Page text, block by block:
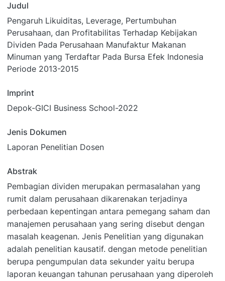
Judul
Pengaruh Likuiditas, Leverage, Pertumbuhan
Perusahaan, dan Profitabilitas Terhadap Kebijakan
Dividen Pada Perusahaan Manufaktur Makanan
Minuman yang Terdaftar Pada Bursa Efek Indonesia
Periode 2013-2015
Imprint
Depok-GICI Business School-2022
Jenis Dokumen
Laporan Penelitian Dosen
Abstrak
Pembagian dividen merupakan permasalahan yang
rumit dalam perusahaan dikarenakan terjadinya
perbedaan kepentingan antara pemegang saham dan
manajemen perusahaan yang sering disebut dengan
masalah keagenan. Jenis Penelitian yang digunakan
adalah penelitian kausatif. dengan metode penelitian
berupa pengumpulan data sekunder yaitu berupa
laporan keuangan tahunan perusahaan yang diperoleh